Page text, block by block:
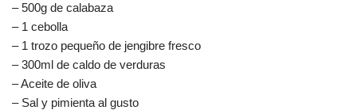
– 500g de calabaza
– 1 cebolla
– 1 trozo pequeño de jengibre fresco
– 300ml de caldo de verduras
– Aceite de oliva
– Sal y pimienta al gusto